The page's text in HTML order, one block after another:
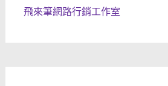
飛來筆網路行銷工作室